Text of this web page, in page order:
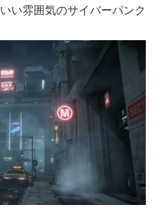
い雰囲気のサイバーパンク